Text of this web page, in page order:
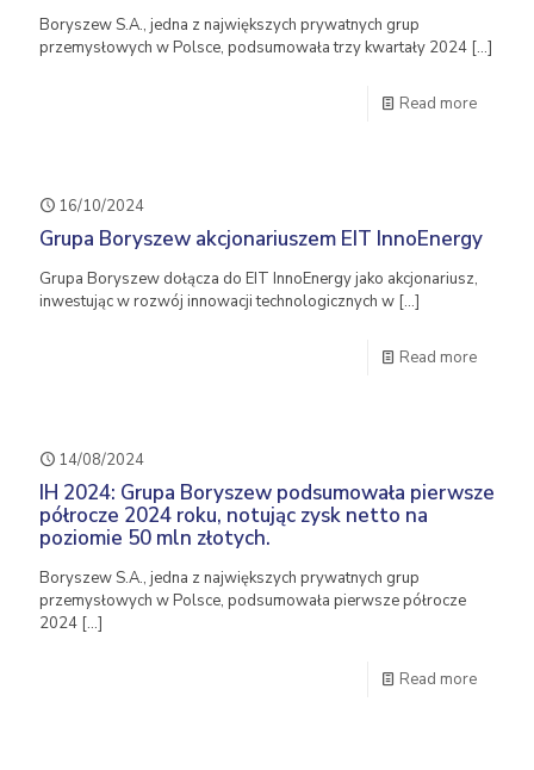
Boryszew S.A., jedna z największych prywatnych grup
przemysłowych w Polsce, podsumowała trzy kwartały 2024 […]
Read more
16/10/2024
Grupa Boryszew akcjonariuszem EIT InnoEnergy
Grupa Boryszew dołącza do EIT InnoEnergy jako akcjonariusz,
inwestując w rozwój innowacji technologicznych w […]
Read more
14/08/2024
IH 2024: Grupa Boryszew podsumowała pierwsze
półrocze 2024 roku, notując zysk netto na
poziomie 50 mln złotych.
Boryszew S.A., jedna z największych prywatnych grup
przemysłowych w Polsce, podsumowała pierwsze półrocze
2024 […]
Read more